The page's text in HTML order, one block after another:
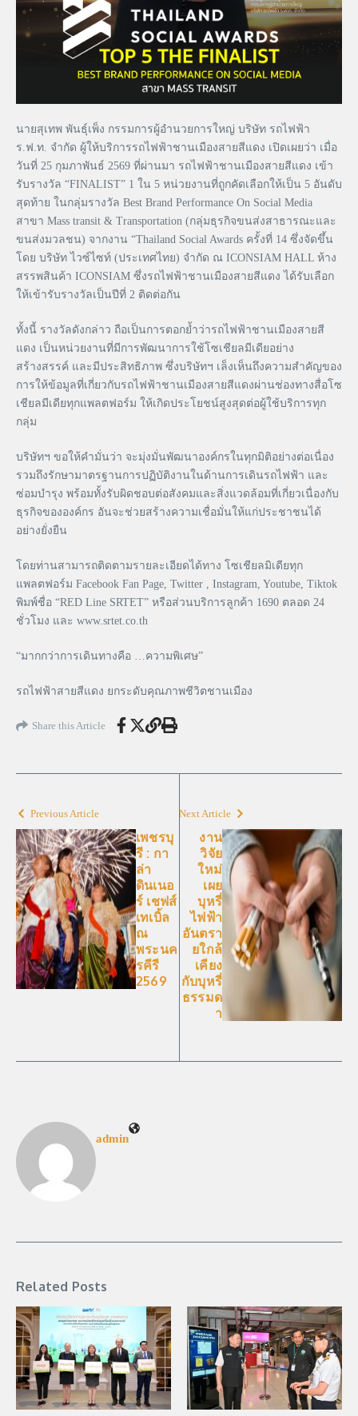
นายสุเทพ พันธุ์เพ็ง กรรมการผู้อำนวยการใหญ่ บริษัท รถไฟฟ้า
ร.ฟ.ท. จำกัด ผู้ให้บริการรถไฟฟ้าชานเมืองสายสีแดง เปิดเผยว่า เมื่อ
วันที่ 25 กุมภาพันธ์ 2569 ที่ผ่านมา รถไฟฟ้าชานเมืองสายสีแดง เข้า
รับรางวัล “FINALIST” 1 ใน 5 หน่วยงานที่ถูกคัดเลือกให้เป็น 5 อันดับ
สุดท้าย ในกลุ่มรางวัล Best Brand Performance On Social Media
สาขา Mass transit & Transportation (กลุ่มธุรกิจขนส่งสาธารณะและ
ขนส่งมวลชน) จากงาน “Thailand Social Awards ครั้งที่ 14 ซึ่งจัดขึ้น
โดย บริษัท ไวซ์ไซท์ (ประเทศไทย) จำกัด ณ ICONSIAM HALL ห้าง
สรรพสินค้า ICONSIAM ซึ่งรถไฟฟ้าชานเมืองสายสีแดง ได้รับเลือก
ให้เข้ารับรางวัลเป็นปีที่ 2 ติดต่อกัน
ทั้งนี้ รางวัลดังกล่าว ถือเป็นการตอกย้ำว่ารถไฟฟ้าชานเมืองสายสี
แดง เป็นหน่วยงานที่มีการพัฒนาการใช้โซเชียลมีเดียอย่าง
สร้างสรรค์ และมีประสิทธิภาพ ซึ่งบริษัทฯ เล็งเห็นถึงความสำคัญของ
การให้ข้อมูลที่เกี่ยวกับรถไฟฟ้าชานเมืองสายสีแดงผ่านช่องทางสื่อโซ
เชียลมีเดียทุกแพลตฟอร์ม ให้เกิดประโยชน์สูงสุดต่อผู้ใช้บริการทุก
กลุ่ม
บริษัทฯ ขอให้คำมั่นว่า จะมุ่งมั่นพัฒนาองค์กรในทุกมิติอย่างต่อเนื่อง
รวมถึงรักษามาตรฐานการปฏิบัติงานในด้านการเดินรถไฟฟ้า และ
ซ่อมบำรุง พร้อมทั้งรับผิดชอบต่อสังคมและสิ่งแวดล้อมที่เกี่ยวเนื่องกับ
ธุรกิจขององค์กร อันจะช่วยสร้างความเชื่อมั่นให้แก่ประชาชนได้
อย่างยั่งยืน
โดยท่านสามารถติดตามรายละเอียดได้ทาง โซเชียลมิเดียทุก
แพลตฟอร์ม Facebook Fan Page, Twitter , Instagram, Youtube, Tiktok
พิมพ์ชื่อ “RED Line SRTET” หรือส่วนบริการลูกค้า 1690 ตลอด 24
ชั่วโมง และ www.srtet.co.th
“มากกว่าการเดินทางคือ …ความพิเศษ”
รถไฟฟ้าสายสีแดง ยกระดับคุณภาพชีวิตชานเมือง
Share this Article
Previous Article
เพชรบุ
รี : กา
ล่า
ดินเนอ
ร์ เชฟส์
เทเบิ้ล
ณ
พระนค
รคีรี
2569
Next Article
งาน
วิจัย
ใหม่
เผย
บุหรี่
ไฟฟ้า
อันตรา
ยใกล้
เคียง
กับบุหรี่
ธรรมด
า
admin
Related Posts